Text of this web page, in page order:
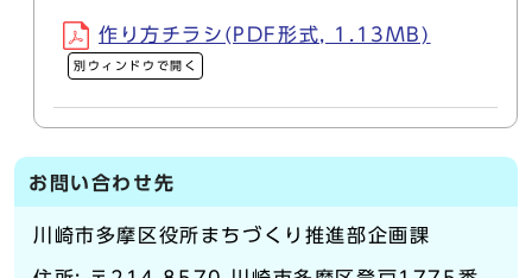
作り方チラシ(PDF形式, 1.13MB)
別ウィンドウで開く
お問い合わせ先
川崎市多摩区役所まちづくり推進部企画課